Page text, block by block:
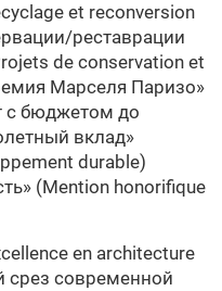
et reconversion
реставрации
de conservation et
Марселя Паризо»
с бюджетом до
вклад»
durable)
(Mention honorifique
en architecture
срез современной